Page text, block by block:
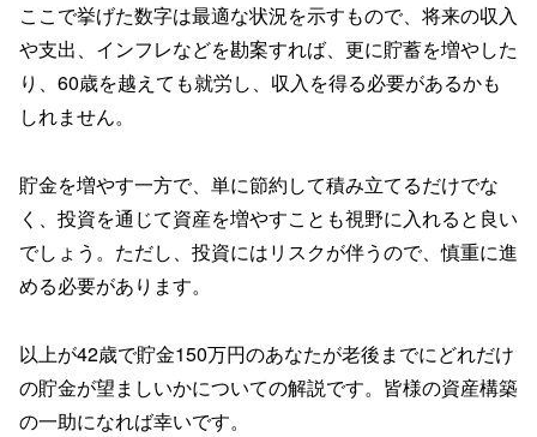
ここで挙げた数字は最適な状況を示すもので、将来の収入
や支出、インフレなどを勘案すれば、更に貯蓄を増やした
り、60歳を越えても就労し、収入を得る必要があるかも
しれません。
貯金を増やす一方で、単に節約して積み立てるだけでな
く、投資を通じて資産を増やすことも視野に入れると良い
でしょう。ただし、投資にはリスクが伴うので、慎重に進
める必要があります。
以上が42歳で貯金150万円のあなたが老後までにどれだけ
の貯金が望ましいかについての解説です。皆様の資産構築
の一助になれば幸いです。